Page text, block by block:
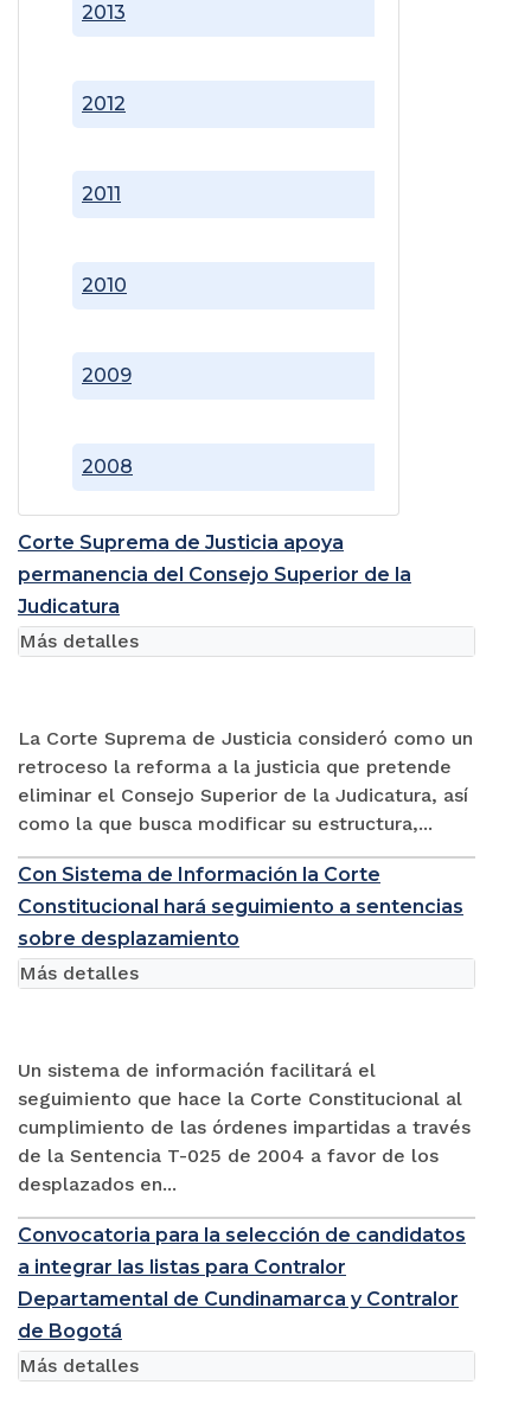
2008
2009
2010
2011
2012
2013
Corte Suprema de Justicia apoya
permanencia del Consejo Superior de la
Judicatura
La Corte Suprema de Justicia consideró como un
retroceso la reforma a la justicia que pretende
eliminar el Consejo Superior de la Judicatura, así
como la que busca modificar su estructura,...
Más detalles
Con Sistema de Información la Corte
Constitucional hará seguimiento a sentencias
sobre desplazamiento
Un sistema de información facilitará el
seguimiento que hace la Corte Constitucional al
cumplimiento de las órdenes impartidas a través
de la Sentencia T-025 de 2004 a favor de los
desplazados en...
Más detalles
Convocatoria para la selección de candidatos
a integrar las listas para Contralor
Departamental de Cundinamarca y Contralor
de Bogotá
Más detalles